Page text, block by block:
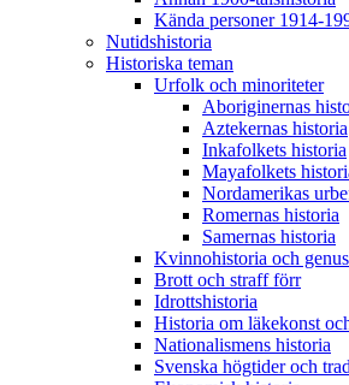
Kända personer 1914-
Nutidshistoria
Historiska teman
Urfolk och minoriteter
Aboriginernas
Aztekernas historia
Inkafolkets historia
Mayafolkets
Nordamerikas
Romernas historia
Samernas historia
Kvinnohistoria och
Brott och straff förr
Idrottshistoria
Historia om läkekonst
Nationalismens historia
Svenska högtider och